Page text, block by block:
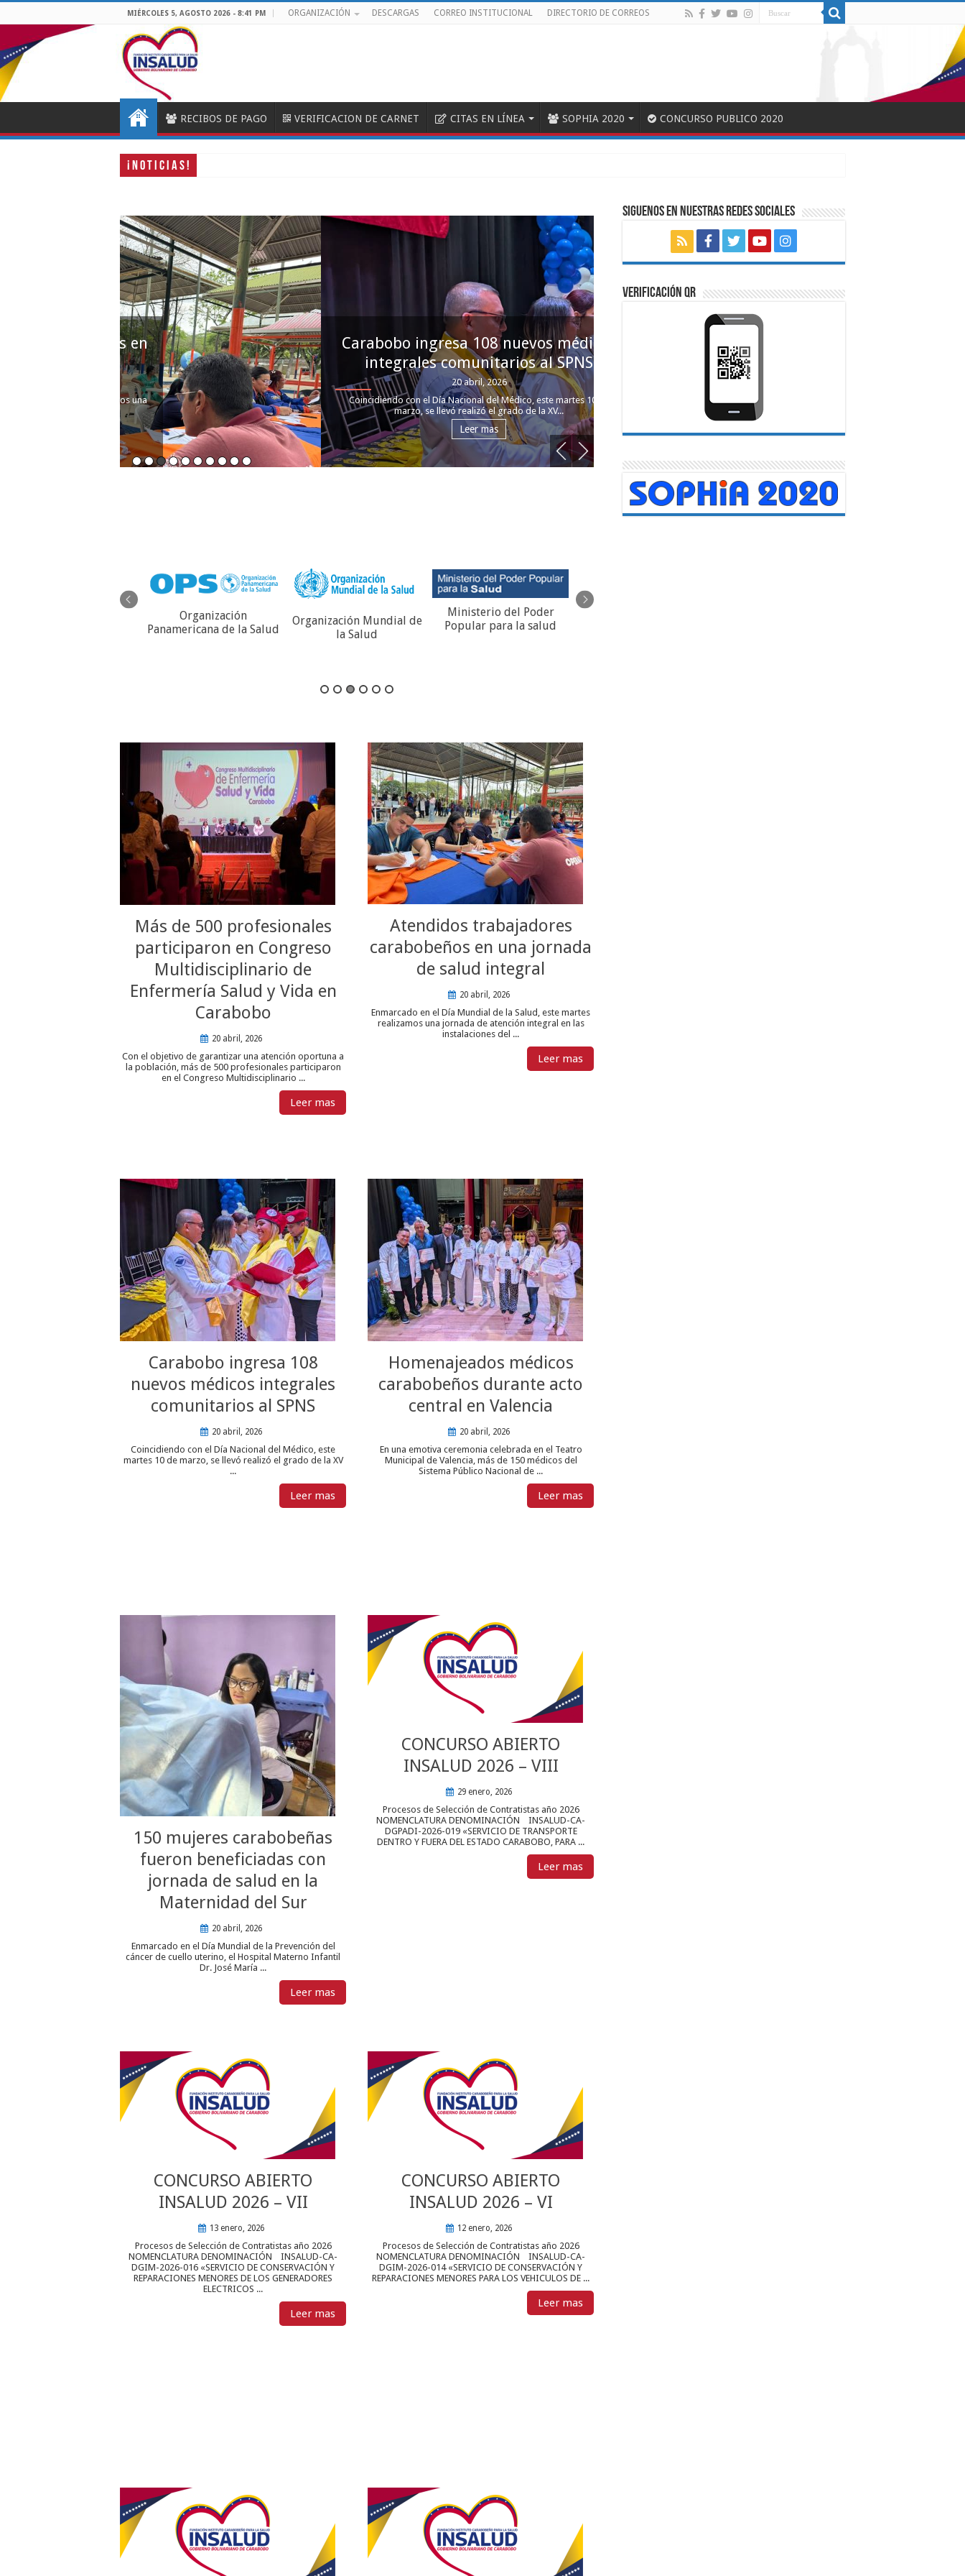
MIÉRCOLES 5, AGOSTO 2026 - 8:41 PM ORGANIZACIÓN DESCARGAS CORREO INSTITUCIONAL DIRECTORIO DE CORREOS
RECIBOS DE PAGO VERIFICACION DE CARNET CITAS EN LÍNEA SOPHIA 2020 CONCURSO PUBLICO 2020
¡ N O T I C I A S !
Carabobo ingresa 108 nuevos médicos
integrales comunitarios al SPNS
20 abril, 2026
Coincidiendo con el Día Nacional del Médico, este martes 10 de
marzo, se llevó realizó el grado de la XV...
Leer mas
Homenajeados médicos carabobeños
durante acto central en Valencia
20 abril, 2026
En una emotiva ceremonia celebrada en el Teatro Municipal de
Valencia, más de 150 médicos del Sistema Público Nacional de...
Organización
Panamericana de la Salud
Organización Mundial de
la Salud
Ministerio del Poder
Popular para la salud
Más de 500 profesionales
participaron en Congreso
Multidisciplinario de
Enfermería Salud y Vida en
Carabobo
20 abril, 2026
Con el objetivo de garantizar una atención oportuna a
la población, más de 500 profesionales participaron
en el Congreso Multidisciplinario ...
Leer mas
Atendidos trabajadores
carabobeños en una jornada
de salud integral
20 abril, 2026
Enmarcado en el Día Mundial de la Salud, este martes
realizamos una jornada de atención integral en las
instalaciones del ...
Leer mas
Carabobo ingresa 108
nuevos médicos integrales
comunitarios al SPNS
20 abril, 2026
Coincidiendo con el Día Nacional del Médico, este
martes 10 de marzo, se llevó realizó el grado de la XV
...
Leer mas
Homenajeados médicos
carabobeños durante acto
central en Valencia
20 abril, 2026
En una emotiva ceremonia celebrada en el Teatro
Municipal de Valencia, más de 150 médicos del
Sistema Público Nacional de ...
Leer mas
150 mujeres carabobeñas
fueron beneficiadas con
jornada de salud en la
Maternidad del Sur
20 abril, 2026
Enmarcado en el Día Mundial de la Prevención del
cáncer de cuello uterino, el Hospital Materno Infantil
Dr. José María ...
Leer mas
CONCURSO ABIERTO
INSALUD 2026 – VIII
29 enero, 2026
Procesos de Selección de Contratistas año 2026
NOMENCLATURA DENOMINACIÓN INSALUD-CA-
DGPADI-2026-019 «SERVICIO DE TRANSPORTE
DENTRO Y FUERA DEL ESTADO CARABOBO, PARA ...
Leer mas
CONCURSO ABIERTO
INSALUD 2026 – VII
13 enero, 2026
Procesos de Selección de Contratistas año 2026
NOMENCLATURA DENOMINACIÓN INSALUD-CA-
DGIM-2026-016 «SERVICIO DE CONSERVACIÓN Y
REPARACIONES MENORES DE LOS GENERADORES
ELECTRICOS ...
Leer mas
CONCURSO ABIERTO
INSALUD 2026 – VI
12 enero, 2026
Procesos de Selección de Contratistas año 2026
NOMENCLATURA DENOMINACIÓN INSALUD-CA-
DGIM-2026-014 «SERVICIO DE CONSERVACIÓN Y
REPARACIONES MENORES PARA LOS VEHICULOS DE ...
Leer mas
SIGUENOS EN NUESTRAS REDES SOCIALES
VERIFICACIÓN QR